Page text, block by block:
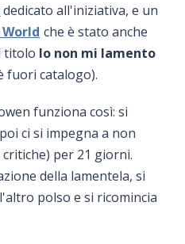
dedicato all'iniziativa, e un
che è stato anche
titolo Io non mi lamento
fuori catalogo).
funziona così: si
ci si impegna a non
per 21 giorni.
della lamentela, si
polso e si ricomincia